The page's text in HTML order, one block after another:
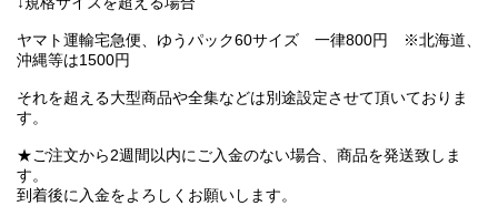
ヤマト運輸宅急便、ゆうパック60サイズ 一律800円 ※北海道、
沖縄等は1500円
それを超える大型商品や全集などは別途設定させて頂いておりま
す。
★ご注文から2週間以内にご入金のない場合、商品を発送致しま
す。
到着後に入金をよろしくお願いします。